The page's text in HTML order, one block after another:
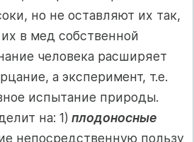
но не оставляют их так,
в мед собственной
человека расширяет
а эксперимент, т.е.
испытание природы.
на: 1) плодоносные
непосредственную пользу